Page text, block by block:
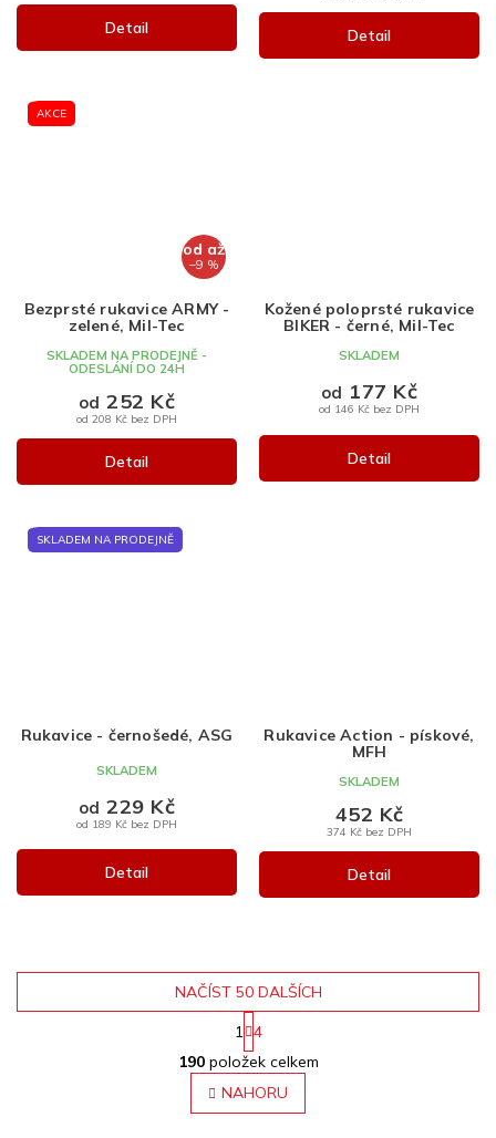
Detail Detail
AKCE
od až
–9 %
Bezprsté rukavice ARMY -
zelené, Mil-Tec
SKLADEM NA PRODEJNĚ -
ODESLÁNÍ DO 24H
od 208 Kč bez DPH
od 252 Kč
Detail
Kožené poloprsté rukavice
BIKER - černé, Mil-Tec
SKLADEM
od 146 Kč bez DPH
od 177 Kč
Detail
SKLADEM NA PRODEJNĚ
Rukavice - černošedé, ASG
SKLADEM
od 189 Kč bez DPH
od 229 Kč
Detail
Rukavice Action - pískové,
MFH
SKLADEM
374 Kč bez DPH
452 Kč
Detail
O
v
l
á
NAČÍST 50 DALŠÍCH
S
t
r
1
4
190položek celkem
NAHORU